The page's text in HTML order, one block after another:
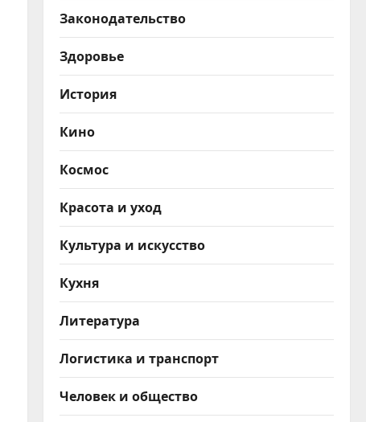
Законодательство
Здоровье
История
Кино
Космос
Красота и уход
Культура и искусство
Кухня
Литература
Логистика и транспорт
Человек и общество